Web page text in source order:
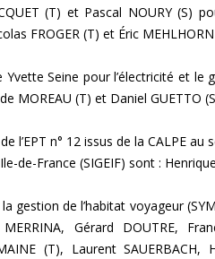
(T) et Pascal NOURY (S)
FROGER (T) et Éric
Seine pour l’électricité et le
MOREAU (T) et Daniel GUETTO
l’EPT n° 12 issus de la CALPE
de-France (SIGEIF) sont :
gestion de l’habitat voyageur
Gérard DOUTRE,
(T), Laurent SAUERBACH,